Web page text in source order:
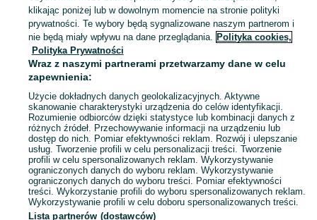
Masz coś, czego już nie potrzebujesz? Wejdź na OLX, dodaj ofertę w kategorii Oddam za darmo i oddaj swój przedmiot za darmo! - Kluczbork i okolice! Zobacz
Mapa kategorii
Mapa miejscowości
Mapa ministron
Popularne wyszukiwania
klikając poniżej lub w dowolnym momencie na stronie polityki
prywatności. Te wybory będą sygnalizowane naszym partnerom i
nie będą miały wpływu na dane przeglądania. Polityka cookies,
Polityka Prywatności
Wraz z naszymi partnerami przetwarzamy dane w celu
zapewnienia:
Użycie dokładnych danych geolokalizacyjnych. Aktywne
skanowanie charakterystyki urządzenia do celów identyfikacji.
Rozumienie odbiorców dzięki statystyce lub kombinacji danych z
różnych źródeł. Przechowywanie informacji na urządzeniu lub
dostęp do nich. Pomiar efektywności reklam. Rozwój i ulepszanie
usług. Tworzenie profili w celu personalizacji treści. Tworzenie
profili w celu spersonalizowanych reklam. Wykorzystywanie
ograniczonych danych do wyboru reklam. Wykorzystywanie
ograniczonych danych do wyboru treści. Pomiar efektywności
treści. Wykorzystanie profili do wyboru spersonalizowanych reklam.
Wykorzystywanie profili w celu doboru spersonalizowanych treści.
Lista partnerów (dostawców)